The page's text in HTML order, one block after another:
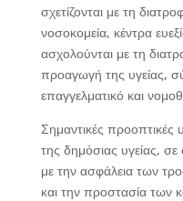
σχετίζονται με τη
νοσοκομεία, κέντρα
ασχολούνται με τη
προαγωγή της υγείας,
επαγγελματικό και
Σημαντικές
της δημόσιας υγείας,
με την ασφάλεια των
και την προστασία των